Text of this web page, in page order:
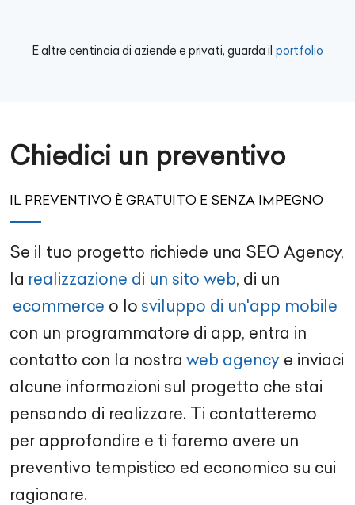
E altre centinaia di aziende e privati, guarda il portfolio
Chiedici un preventivo
IL PREVENTIVO È GRATUITO E SENZA IMPEGNO
Se il tuo progetto richiede una SEO Agency,
la realizzazione di un sito web, di un
ecommerce o lo sviluppo di un'app mobile
con un programmatore di app, entra in
contatto con la nostra web agency e inviaci
alcune informazioni sul progetto che stai
pensando di realizzare. Ti contatteremo
per approfondire e ti faremo avere un
preventivo tempistico ed economico su cui
ragionare.